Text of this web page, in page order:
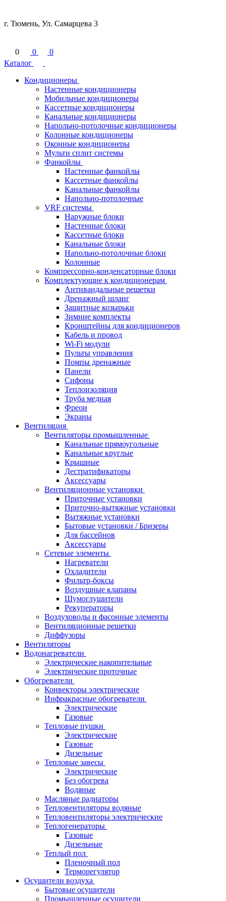
г. Тюмень, Ул. Самарцева 3
0 0
0
Каталог
Кондиционеры
Настенные кондиционеры
Мобильные кондиционеры
Кассетные кондиционеры
Канальные кондиционеры
Напольно-потолочные кондиционеры
Колонные кондиционеры
Оконные кондиционеры
Мульти сплит системы
Фанкойлы
Настенные фанкойлы
Кассетные фанкойлы
Канальные фанкойлы
Напольно-потолочные
VRF системы
Наружные блоки
Настенные блоки
Кассетные блоки
Канальные блоки
Напольно-потолочные блоки
Колонные
Компрессорно-конденсаторные блоки
Комплектующие к кондиционерам
Антивандальные решетки
Дренажный шланг
Защитные козырьки
Зимние комплекты
Кронштейны для кондиционеров
Кабель и провод
Wi-Fi модули
Пульты управления
Помпы дренажные
Панели
Сифоны
Теплоизоляция
Труба медная
Фреон
Экраны
Вентиляция
Вентиляторы промышленные
Канальные прямоугольные
Канальные круглые
Крышные
Дестратификаторы
Аксессуары
Вентиляционные установки
Приточные установки
Приточно-вытяжные установки
Вытяжные установки
Бытовые установки / Бризеры
Для бассейнов
Аксессуары
Сетевые элементы
Нагреватели
Охладители
Фильтр-боксы
Воздушные клапаны
Шумоглушители
Рекуператоры
Воздуховоды и фасонные элементы
Вентиляционные решетки
Диффузоры
Вентиляторы
Водонагреватели
Электрические накопительные
Электрические проточные
Обогреватели
Конвекторы электрические
Инфракрасные обогреватели
Электрические
Газовые
Тепловые пушки
Электрические
Газовые
Дизельные
Тепловые завесы
Электрические
Без обогрева
Водяные
Масляные радиаторы
Тепловентиляторы водяные
Тепловентиляторы электрические
Теплогенераторы
Газовые
Дизельные
Теплый пол
Пленочный пол
Терморегулятор
Осушители воздуха
Бытовые осушители
Промышленные осушители